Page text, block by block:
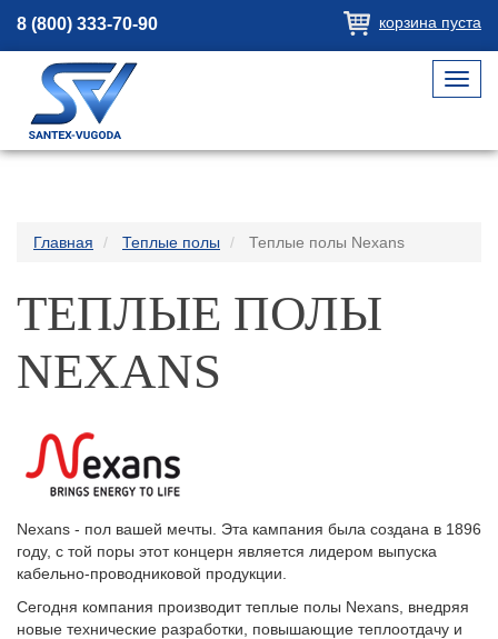
8 (800) 333-70-90 корзина пуста
Главная Теплые полы Теплые полы Nexans
ТЕПЛЫЕ ПОЛЫ
NEXANS
Nexans - пол вашей мечты. Эта кампания была создана в 1896
году, с той поры этот концерн является лидером выпуска
кабельно-проводниковой продукции.
Сегодня компания производит теплые полы Nexans, внедряя
новые технические разработки, повышающие теплоотдачу и